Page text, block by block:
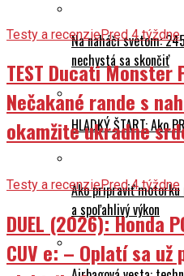
Na naháči svetom:
nechystá sa skončiť
HLADKÝ ŠTART: Ako
Ako pripraviť motorku
a spoľahlivý výkon
Testy a recenziePred 4 týždne
TEST Ducati
Nečakané rande s
okamžite ukradne
Testy a recenziePred 4 týždne
DUEL (2026): Honda
CUV e: – Oplatí sa